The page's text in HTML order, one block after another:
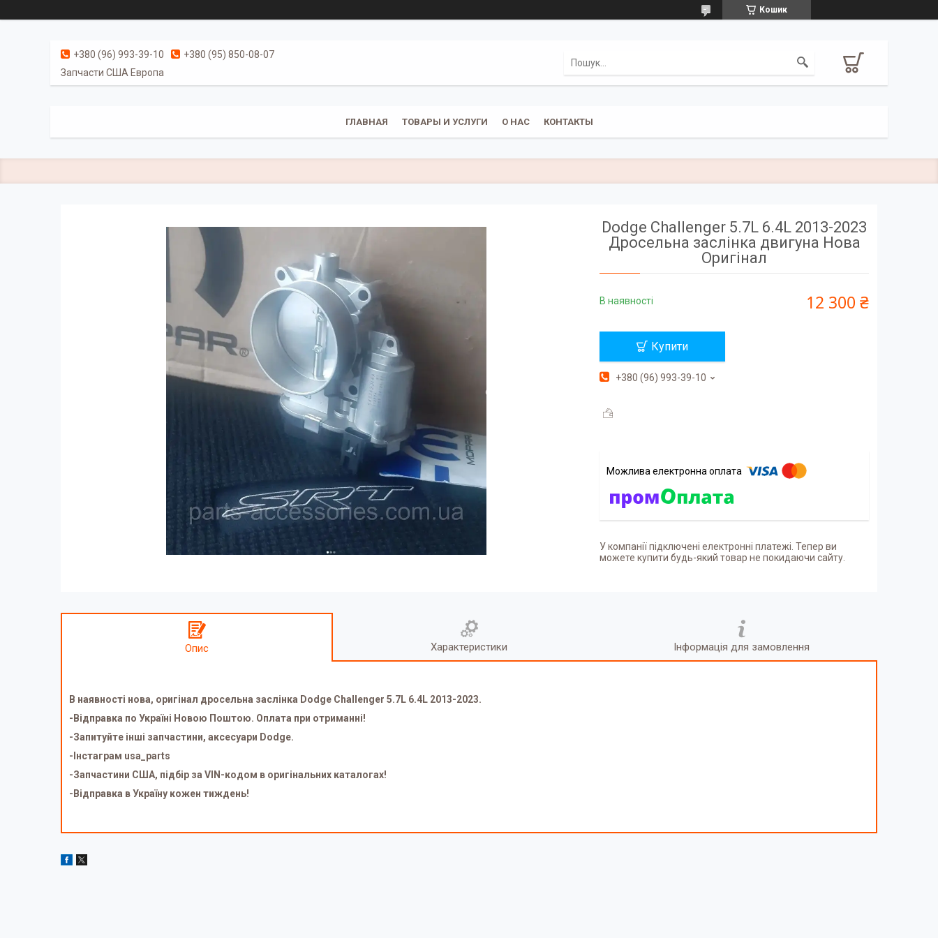
Кошик
+380 (96) 993-39-10
+380 (95) 850-08-07
Запчасти США Европа
ГЛАВНАЯ ТОВАРЫ И УСЛУГИ О НАС КОНТАКТЫ
Dodge Challenger 5.7L 6.4L 2013-2023
Дросельна заслінка двигуна Нова
Оригінал
В наявності 12 300 ₴
Купити
+380 (96) 993-39-10
У компанії підключені електронні платежі. Тепер ви
можете купити будь-який товар не покидаючи сайту.
Опис Характеристики Інформація для замовлення
В наявності нова, оригінал дросельна заслінка Dodge Challenger 5.7L 6.4L 2013-2023.
-Відправка по Україні Новою Поштою. Оплата при отриманні!
-Запитуйте інші запчастини, аксесуари Dodge.
-Інстаграм usa_parts
-Запчастини США, підбір за VIN-кодом в оригінальних каталогах!
-Відправка в Україну кожен тиждень!